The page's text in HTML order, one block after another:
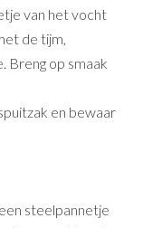
van het vocht
de tijm,
Breng op smaak
en bewaar
steelpannetje